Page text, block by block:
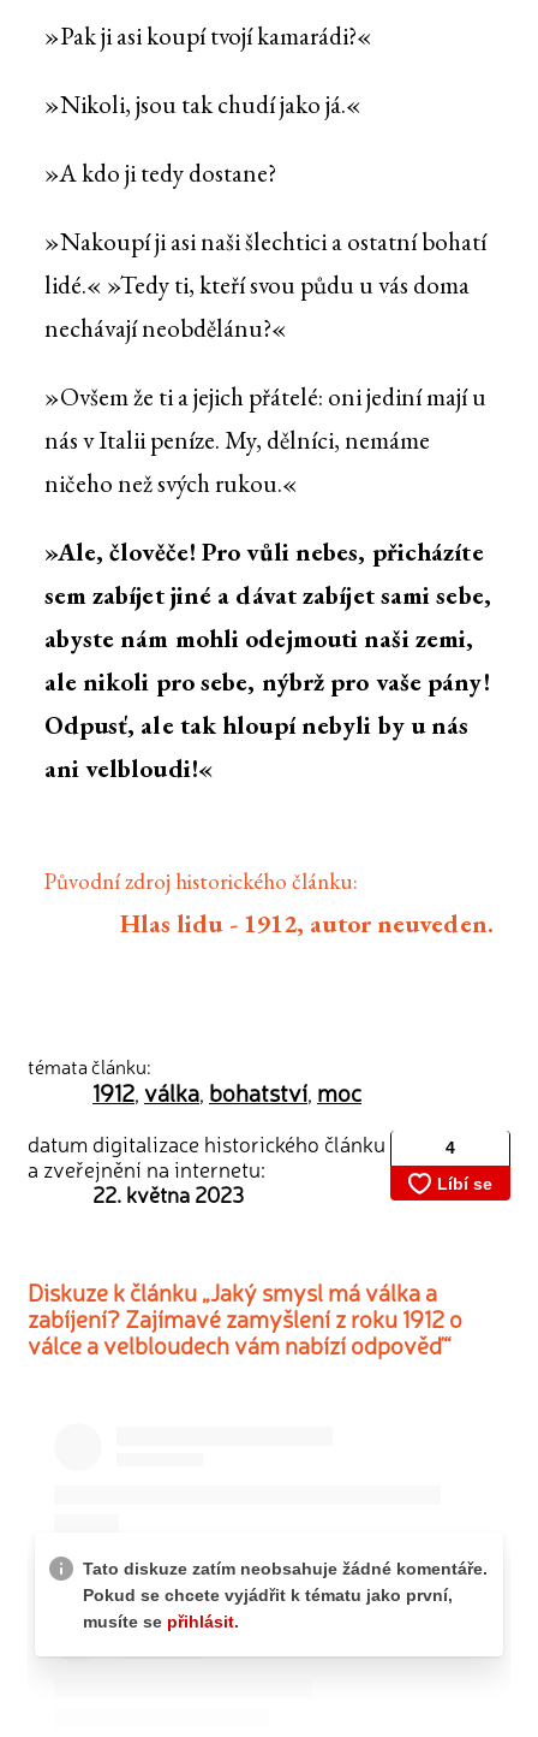
»Pak ji asi koupí tvojí kamarádi?«
»Nikoli, jsou tak chudí jako já.«
»A kdo ji tedy dostane?
»Nakoupí ji asi naši šlechtici a ostatní bohatí
lidé.« »Tedy ti, kteří svou půdu u vás doma
nechávají neobdělánu?«
»Ovšem že ti a jejich přátelé: oni jediní mají u
nás v Italii peníze. My, dělníci, nemáme
ničeho než svých rukou.«
»Ale, člověče! Pro vůli nebes, přicházíte
sem zabíjet jiné a dávat zabíjet sami sebe,
abyste nám mohli odejmouti naši zemi,
ale nikoli pro sebe, nýbrž pro vaše pány!
Odpusť, ale tak hloupí nebyli by u nás
ani velbloudi!«
Původní zdroj historického článku:
Hlas lidu - 1912, autor neuveden.
témata článku:
1912, válka, bohatství, moc
datum digitalizace historického článku
a zveřejnění na internetu:
22. května 2023
Diskuze k článku „Jaký smysl má válka a
zabíjení? Zajímavé zamyšlení z roku 1912 o
válce a velbloudech vám nabízí odpověď“